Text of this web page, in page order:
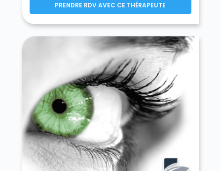
PRENDRE RDV AVEC CE THÉRAPEUTE